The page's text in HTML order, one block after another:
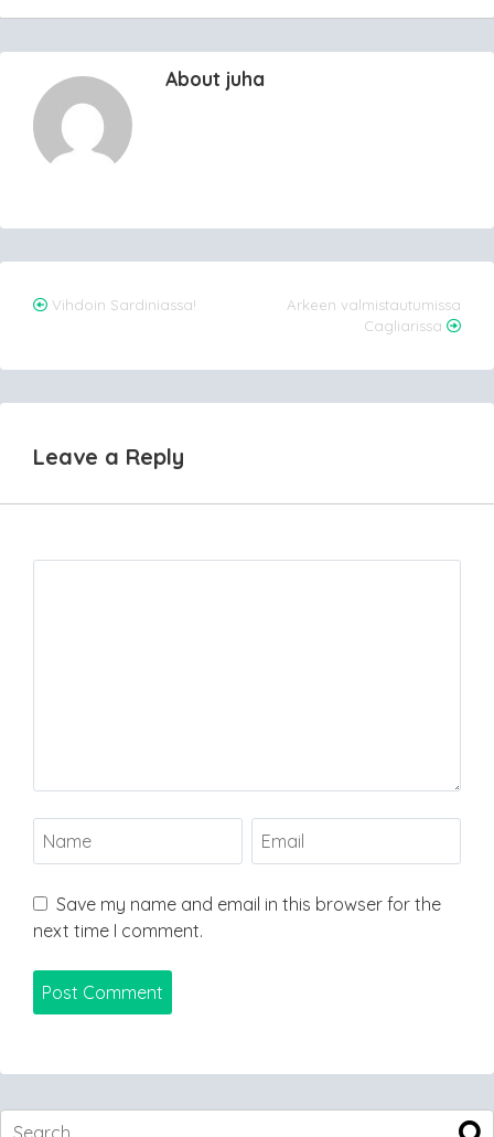
About juha
Post
Vihdoin Sardiniassa!
Arkeen valmistautumissa
Cagliarissa
Leave a Reply
Save my name and email in this browser for the
next time I comment.